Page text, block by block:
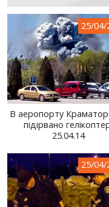
UKRSTREAM.TV
ВІДЕО ЗМІ
АМАТОРСЬКЕ ВІДЕО
ХУДОЖНІ ТА
ПУБЛІЧНІ ЛЮДИ
РОСІЙСЬКО-УКРАЇНСЬКА ВІЙНА
25/04/
В аеропорту
підірвано
25.04.14
25/04/